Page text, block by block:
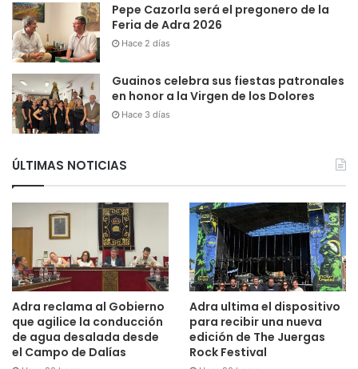
Pepe Cazorla será el pregonero de la
Feria de Adra 2026
Hace 2 días
Guainos celebra sus fiestas patronales
en honor a la Virgen de los Dolores
Hace 3 días
ÚLTIMAS NOTICIAS
Adra reclama al Gobierno
que agilice la conducción
de agua desalada desde
el Campo de Dalías
Adra ultima el dispositivo
para recibir una nueva
edición de The Juergas
Rock Festival